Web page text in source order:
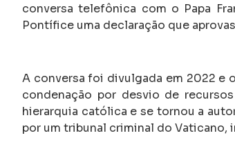
conversa telefônica com o Papa
Pontífice uma declaração que
A conversa foi divulgada em 2022 e
condenação por desvio de
hierarquia católica e se tornou a
por um tribunal criminal do Vaticano,